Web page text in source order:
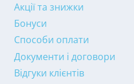
Акції та знижки
Бонуси
Способи оплати
Документи і договори
Відгуки клієнтів